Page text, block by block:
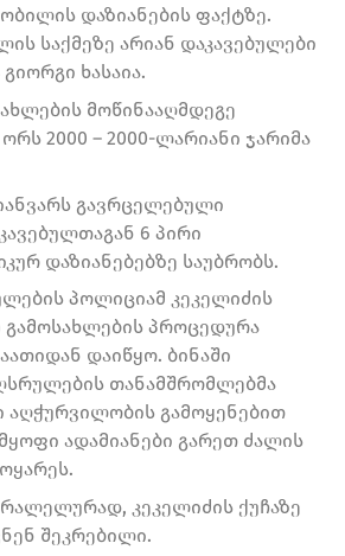
დაზიანების ფაქტზე.
საქმეზე არიან დაკავებულები
ხასაია.
მოწინააღმდეგე
2000 – 2000-ლარიანი ჯარიმა
გავრცელებული
6 პირი
დაზიანებებზე საუბრობს.
პოლიციამ კეკელიძის
პროცედურა
დაიწყო. ბინაში
თანამშრომლებმა
აღჭურვილობის გამოყენებით
ადამიანები გარეთ ძალის
კეკელიძის ქუჩაზე
შეკრებილი.